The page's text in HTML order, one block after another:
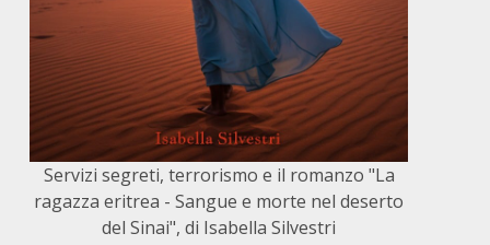
Servizi segreti, terrorismo e il romanzo "La
ragazza eritrea - Sangue e morte nel deserto
del Sinai", di Isabella Silvestri